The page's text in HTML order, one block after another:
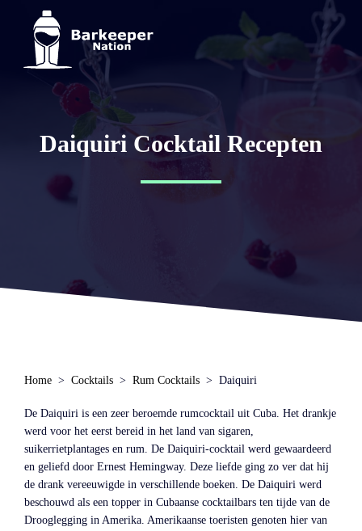
Daiquiri Cocktail Recepten
Home Cocktails Rum Cocktails Daiquiri
De Daiquiri is een zeer beroemde rumcocktail uit Cuba. Het drankje
werd voor het eerst bereid in het land van sigaren,
suikerrietplantages en rum. De Daiquiri-cocktail werd gewaardeerd
en geliefd door Ernest Hemingway. Deze liefde ging zo ver dat hij
de drank vereeuwigde in verschillende boeken. De Daiquiri werd
beschouwd als een topper in Cubaanse cocktailbars ten tijde van de
Drooglegging in Amerika. Amerikaanse toeristen genoten hier van